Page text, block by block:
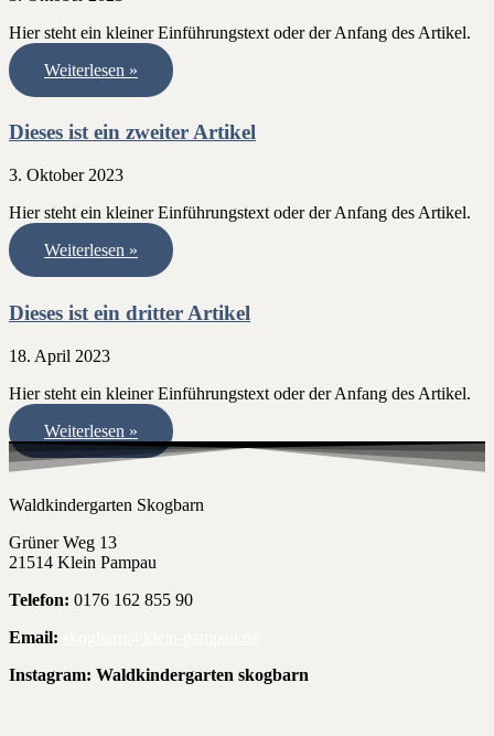
Hier steht ein kleiner Einführungstext oder der Anfang des Artikel.
Weiterlesen »
Dieses ist ein zweiter Artikel
3. Oktober 2023
Hier steht ein kleiner Einführungstext oder der Anfang des Artikel.
Weiterlesen »
Dieses ist ein dritter Artikel
18. April 2023
Hier steht ein kleiner Einführungstext oder der Anfang des Artikel.
Weiterlesen »
Waldkindergarten Skogbarn
Grüner Weg 13
21514 Klein Pampau
Telefon: 0176 162 855 90
Email:
Instagram: Waldkindergarten skogbarn